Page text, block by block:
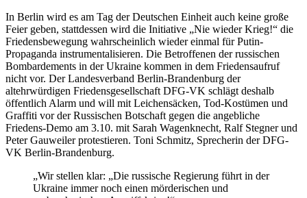
In Berlin wird es am Tag der Deutschen Einheit auch keine große
Feier geben, stattdessen wird die Initiative „Nie wieder Krieg!“ die
Friedensbewegung wahrscheinlich wieder einmal für Putin-
Propaganda instrumentalisieren. Die Betroffenen der russischen
Bombardements in der Ukraine kommen in dem Friedensaufruf
nicht vor. Der Landesverband Berlin-Brandenburg der
altehrwürdigen Friedensgesellschaft DFG-VK schlägt deshalb
öffentlich Alarm und will mit Leichensäcken, Tod-Kostümen und
Graffiti vor der Russischen Botschaft gegen die angebliche
Friedens-Demo am 3.10. mit Sarah Wagenknecht, Ralf Stegner und
Peter Gauweiler protestieren. Toni Schmitz, Sprecherin der DFG-
VK Berlin-Brandenburg.
„Wir stellen klar: „Die russische Regierung führt in der
Ukraine immer noch einen mörderischen und